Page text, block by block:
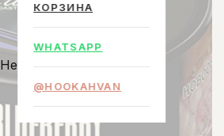
КОРЗИНА
WHATSAPP
@HOOKAHVAN
Нет в наличии